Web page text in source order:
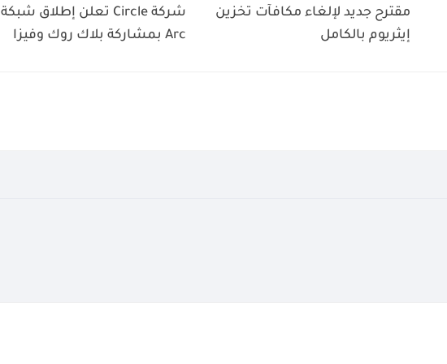
مقترح جديد لإلغاء مكافآت تخزين
إيثريوم بالكامل
شركة Circle تعلن إطلاق شبكة
Arc بمشاركة بلاك روك وفيزا